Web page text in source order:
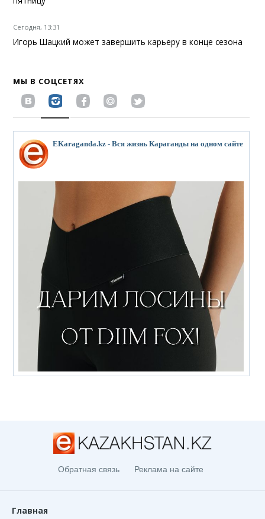
Сегодня, 13:31
Игорь Шацкий может завершить карьеру в конце сезона
МЫ В СОЦСЕТЯХ
EKaraganda.kz - Вся жизнь Караганды на одном сайте
Обратная связь Реклама на сайте
Главная